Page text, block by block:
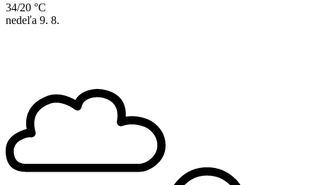
34/20 °C
nedeľa 9. 8.